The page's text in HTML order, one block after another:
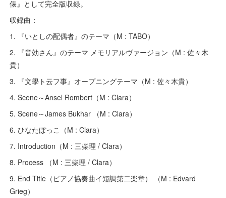
俵』として完全版収録。
収録曲：
1. 『いとしの配偶者』のテーマ（M : TABO）
2. 『音効さん』のテーマ メモリアルヴァージョン（M : 佐々木
貴）
3. 『文學ト云フ事』オープニングテーマ（M : 佐々木貴）
4. Scene～Ansel Rombert（M : Clara）
5. Scene～James Bukhar （M : Clara）
6. ひなたぼっこ（M : Clara）
7. Introduction（M : 三柴理 / Clara）
8. Process （M : 三柴理 / Clara）
9. End Title（ピアノ協奏曲イ短調第二楽章） （M : Edvard
Grieg）